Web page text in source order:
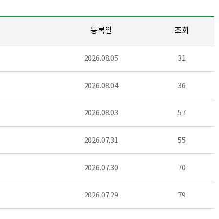
등록일 조회
2026.08.05 31
2026.08.04 36
2026.08.03 57
2026.07.31 55
2026.07.30 70
2026.07.29 79